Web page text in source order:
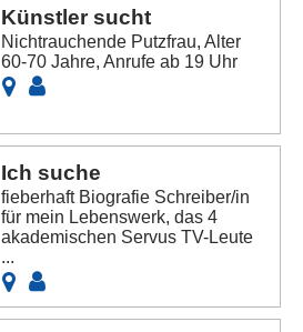
Künstler sucht
Nichtrauchende Putzfrau, Alter
60-70 Jahre, Anrufe ab 19 Uhr
Ich suche
fieberhaft Biografie Schreiber/in
für mein Lebenswerk, das 4
akademischen Servus TV-Leute
...